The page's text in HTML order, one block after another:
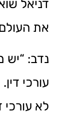
דניאל
את
נדב: “יש
עורכי
לא עורכי